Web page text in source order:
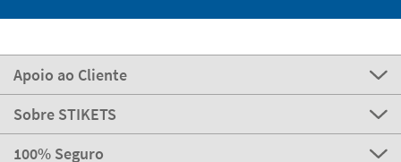
Apoio ao Cliente
Sobre STIKETS
100% Seguro